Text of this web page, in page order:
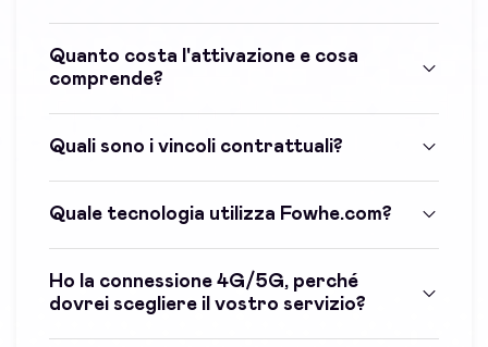
Quanto costa l'attivazione e cosa
comprende?
Quali sono i vincoli contrattuali?
Quale tecnologia utilizza Fowhe.com?
Ho la connessione 4G/5G, perché
dovrei scegliere il vostro servizio?